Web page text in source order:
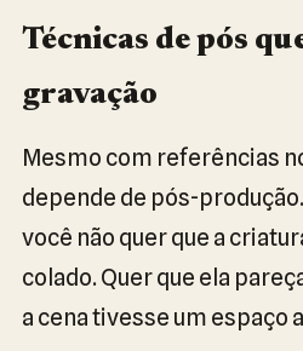
Técnicas de pós
gravação
Mesmo com referências
depende de pós-
você não quer que a
colado. Quer que ela
a cena tivesse um espaço